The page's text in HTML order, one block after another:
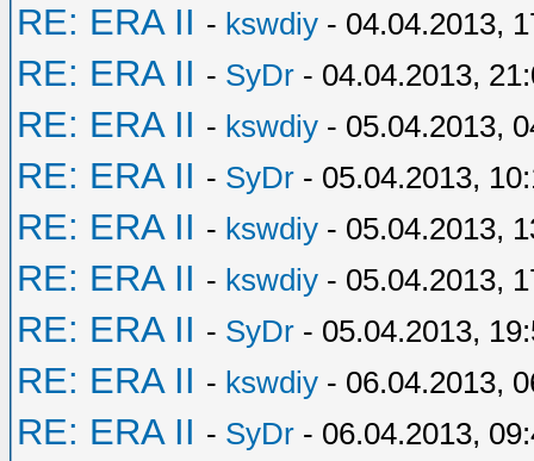
RE: ERA II - kswdiy - 04.04.2013,
RE: ERA II - SyDr - 04.04.2013,
RE: ERA II - kswdiy - 05.04.2013,
RE: ERA II - SyDr - 05.04.2013,
RE: ERA II - kswdiy - 05.04.2013,
RE: ERA II - kswdiy - 05.04.2013,
RE: ERA II - SyDr - 05.04.2013,
RE: ERA II - kswdiy - 06.04.2013,
RE: ERA II - SyDr - 06.04.2013,